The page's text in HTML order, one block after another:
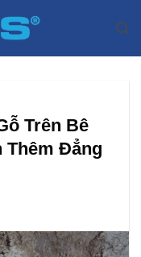
Trên Bê
Thêm Đẳng